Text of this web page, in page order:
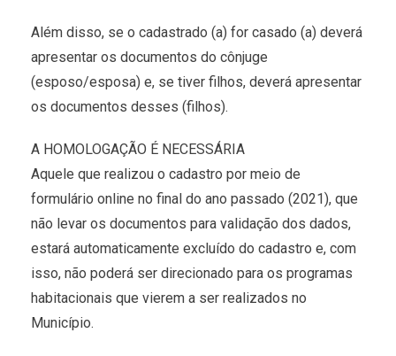
Além disso, se o cadastrado (a) for casado (a) deverá
apresentar os documentos do cônjuge
(esposo/esposa) e, se tiver filhos, deverá apresentar
os documentos desses (filhos).
A HOMOLOGAÇÃO É NECESSÁRIA
Aquele que realizou o cadastro por meio de
formulário online no final do ano passado (2021), que
não levar os documentos para validação dos dados,
estará automaticamente excluído do cadastro e, com
isso, não poderá ser direcionado para os programas
habitacionais que vierem a ser realizados no
Município.